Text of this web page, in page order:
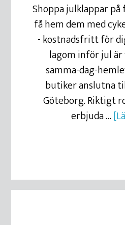
Shoppa julklappar
få hem dem med
- kostnadsfritt för
lagom inför jul
samma-dag-
butiker anslutna
Göteborg. Riktigt
erbjuda …